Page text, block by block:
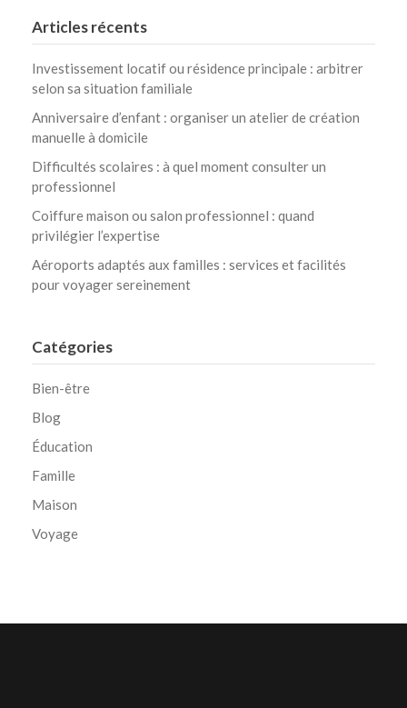
Articles récents
Investissement locatif ou résidence principale : arbitrer
selon sa situation familiale
Anniversaire d’enfant : organiser un atelier de création
manuelle à domicile
Difficultés scolaires : à quel moment consulter un
professionnel
Coiffure maison ou salon professionnel : quand
privilégier l’expertise
Aéroports adaptés aux familles : services et facilités
pour voyager sereinement
Catégories
Bien-être
Blog
Éducation
Famille
Maison
Voyage